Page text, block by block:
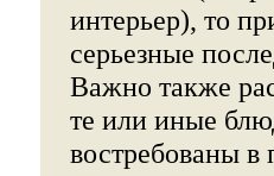
интерьер), то
серьезные
Важно также
те или иные
востребованы в